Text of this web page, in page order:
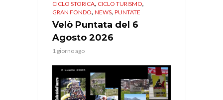
CICLO STORICA, CICLO TURISMO,
GRAN FONDO, NEWS, PUNTATE
Velò Puntata del 6
Agosto 2026
1 giorno ago